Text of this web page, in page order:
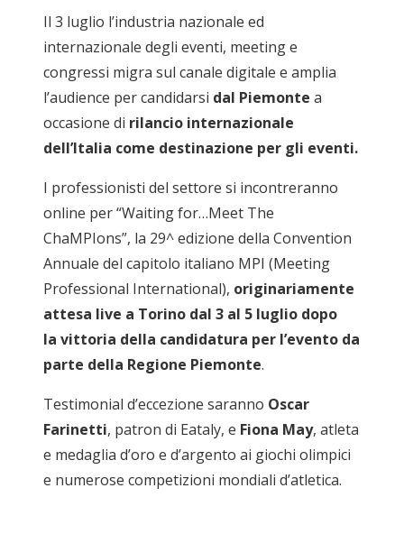
Il 3 luglio l’industria nazionale ed
internazionale degli eventi, meeting e
congressi migra sul canale digitale e amplia
l’audience per candidarsi dal Piemonte a
occasione di rilancio internazionale
dell’Italia come destinazione per gli eventi.
I professionisti del settore si incontreranno
online per “Waiting for…Meet The
ChaMPIons”, la 29^ edizione della Convention
Annuale del capitolo italiano MPI (Meeting
Professional International), originariamente
attesa live a Torino dal 3 al 5 luglio dopo
la vittoria della candidatura per l’evento da
parte della Regione Piemonte.
Testimonial d’eccezione saranno Oscar
Farinetti, patron di Eataly, e Fiona May, atleta
e medaglia d’oro e d’argento ai giochi olimpici
e numerose competizioni mondiali d’atletica.